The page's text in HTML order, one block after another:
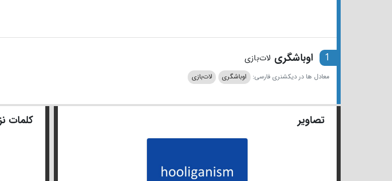
1 اوباشگری لات‌بازی
معادل ها در دیکشنری فارسی: اوباشگری لات‌بازی
تصاویر کلمات